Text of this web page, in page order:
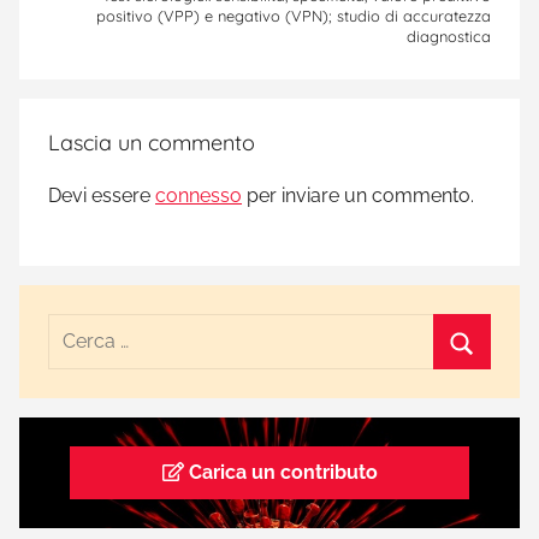
,
n
e
positivo (VPP) e negativo (VPN); studio di accuratezza
diagnostica
Lascia un commento
Devi essere connesso per inviare un commento.
Carica un contributo